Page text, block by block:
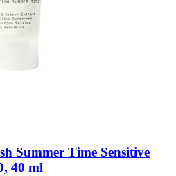
Summer Time Sensitive
40 ml